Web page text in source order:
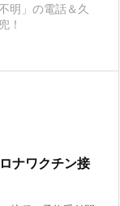
明」の電話＆久
！
ナワクチン接